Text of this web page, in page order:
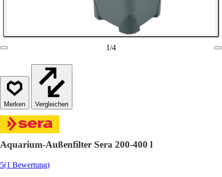
1/4
Vergleichen
Aquarium-Außenfilter Sera 200-400 l
5(1 Bewertung)